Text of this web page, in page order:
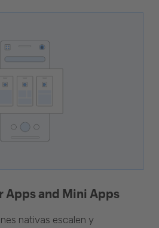
Apps and Mini Apps
nativas escalen y